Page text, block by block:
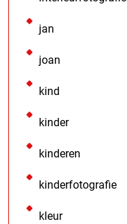
jan
joan
kind
kinder
kinderen
kinderfotografie
kleur